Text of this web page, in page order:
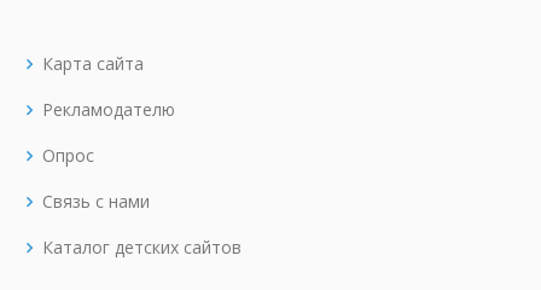
Карта сайта
Рекламодателю
Опрос
Связь с нами
Каталог детских сайтов